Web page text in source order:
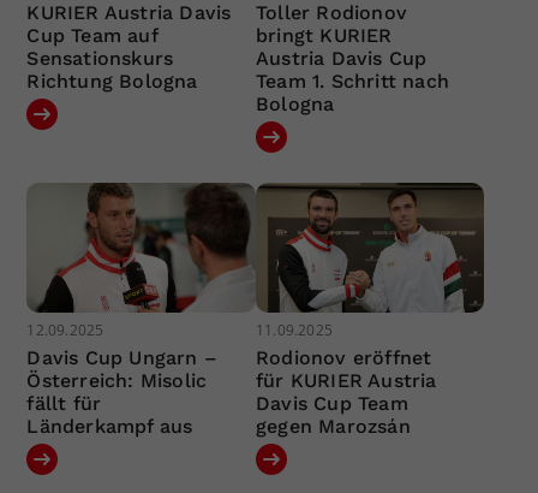
KURIER Austria Davis
Cup Team auf
Sensationskurs
Richtung Bologna
Toller Rodionov
bringt KURIER
Austria Davis Cup
Team 1. Schritt nach
Bologna
12.09.2025
Davis Cup Ungarn –
Österreich: Misolic
fällt für
Länderkampf aus
11.09.2025
Rodionov eröffnet
für KURIER Austria
Davis Cup Team
gegen Marozsán